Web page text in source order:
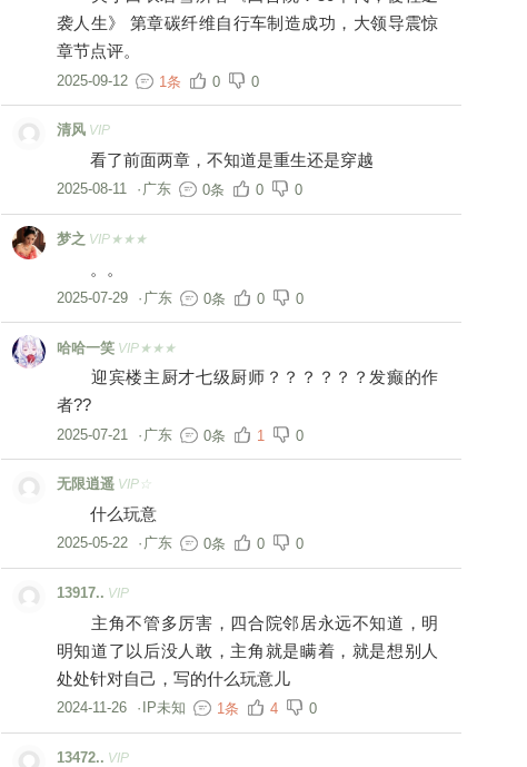
袭人生》 第章碳纤维自行车制造成功，大领导震惊
章节点评。
2025-09-12 1条 0 0
清风 VIP
看了前面两章，不知道是重生还是穿越
2025-08-11 · 广东 0条 0 0
梦之 VIP★★★
。。
2025-07-29 · 广东 0条 0 0
哈哈一笑 VIP★★★
迎宾楼主厨才七级厨师？？？？？？发癫的作
者??
2025-07-21 · 广东 0条 1 0
无限逍遥 VIP☆
什么玩意
2025-05-22 · 广东 0条 0 0
13917.. VIP
主角不管多厉害，四合院邻居永远不知道，明
明知道了以后没人敢，主角就是瞒着，就是想别人
处处针对自己，写的什么玩意儿
2024-11-26 · IP未知 1条 4 0
13472.. VIP